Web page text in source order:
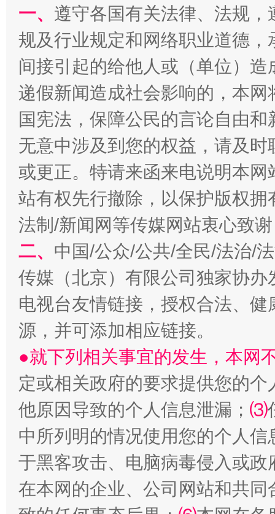
魏明亮
“刷贴”乱象丛生
生
揭批美国五大"原罪" "炒
一、 遵守各国有关法律、法规
规及行业规定和网络职业道德
间接引起的给他人或（单位）
递假新闻造成社会影响的，本
国宪法，保障公民的言论自由
无意中涉及到您的权益，请及
或更正。特请来函来电说明本
站有权先行撤除，以保护版权
法制/新闻网等传媒网站衷心致
二、 中国/公众/公共/全民/法治/
传媒（北京）有限公司独家协
电视台友情链接，授权合法、
源，并可添加相应链接。
●就下列相关事宜的发生，本网
定或相关政府的要求提供您的个
他原因导致的个人信息泄漏； ⑶
中所列明的情况使用您的个人
于黑客攻击、电脑病毒侵入或
在本网的企业、公司网站和共